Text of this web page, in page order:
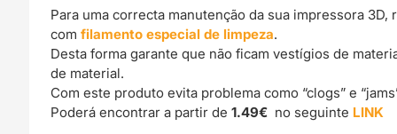
Para uma correcta manutenção da sua impressora
com filamento especial de limpeza.
Desta forma garante que não ficam vestígios de
de material.
Com este produto evita problema como “clogs” e
Poderá encontrar a partir de1.49€ no seguinte LINK